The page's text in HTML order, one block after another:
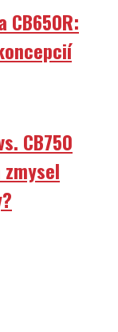
CB650R:
CB750